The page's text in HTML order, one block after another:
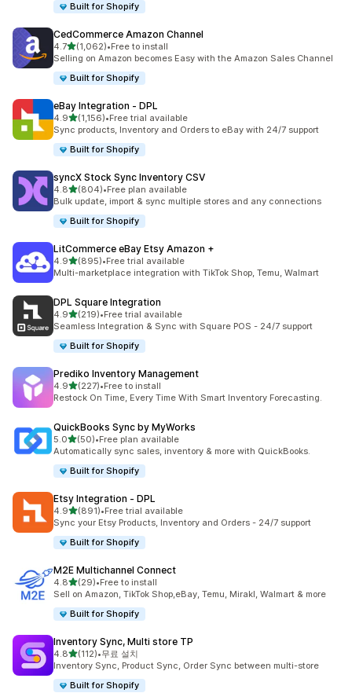
Built for Shopify
CedCommerce Amazon Channel
4.7별 5개 중
(1,062)
총 리뷰 1062개
•Free to install
Selling on Amazon becomes Easy with the Amazon Sales Channel
Built for Shopify
eBay Integration ‑ DPL
4.9별 5개 중
(1,156)
총 리뷰 1156개
•Free trial available
Sync products, Inventory and Orders to eBay with 24/7 support
Built for Shopify
syncX Stock Sync Inventory CSV
4.8별 5개 중
(804)
총 리뷰 804개
•Free plan available
Bulk update, import & sync multiple stores and any connections
Built for Shopify
LitCommerce eBay Etsy Amazon +
4.9별 5개 중
(895)
총 리뷰 895개
•Free trial available
Multi-marketplace integration with TikTok Shop, Temu, Walmart
DPL Square Integration
4.9별 5개 중
(219)
총 리뷰 219개
•Free trial available
Seamless Integration & Sync with Square POS - 24/7 support
Built for Shopify
Prediko Inventory Management
4.9별 5개 중
(227)
총 리뷰 227개
•Free to install
Restock On Time, Every Time With Smart Inventory Forecasting.
QuickBooks Sync by MyWorks
5.0별 5개 중
(50)
총 리뷰 50개
•Free plan available
Automatically sync sales, inventory & more with QuickBooks.
Built for Shopify
Etsy Integration ‑ DPL
4.9별 5개 중
(891)
총 리뷰 891개
•Free trial available
Sync your Etsy Products, Inventory and Orders - 24/7 support
Built for Shopify
M2E Multichannel Connect
4.8별 5개 중
(29)
총 리뷰 29개
•Free to install
Sell on Amazon, TikTok Shop,eBay, Temu, Mirakl, Walmart & more
Built for Shopify
Inventory Sync, Multi store TP
4.8별 5개 중
(112)
총 리뷰 112개
•무료 설치
Inventory Sync, Product Sync, Order Sync between multi-store
Built for Shopify